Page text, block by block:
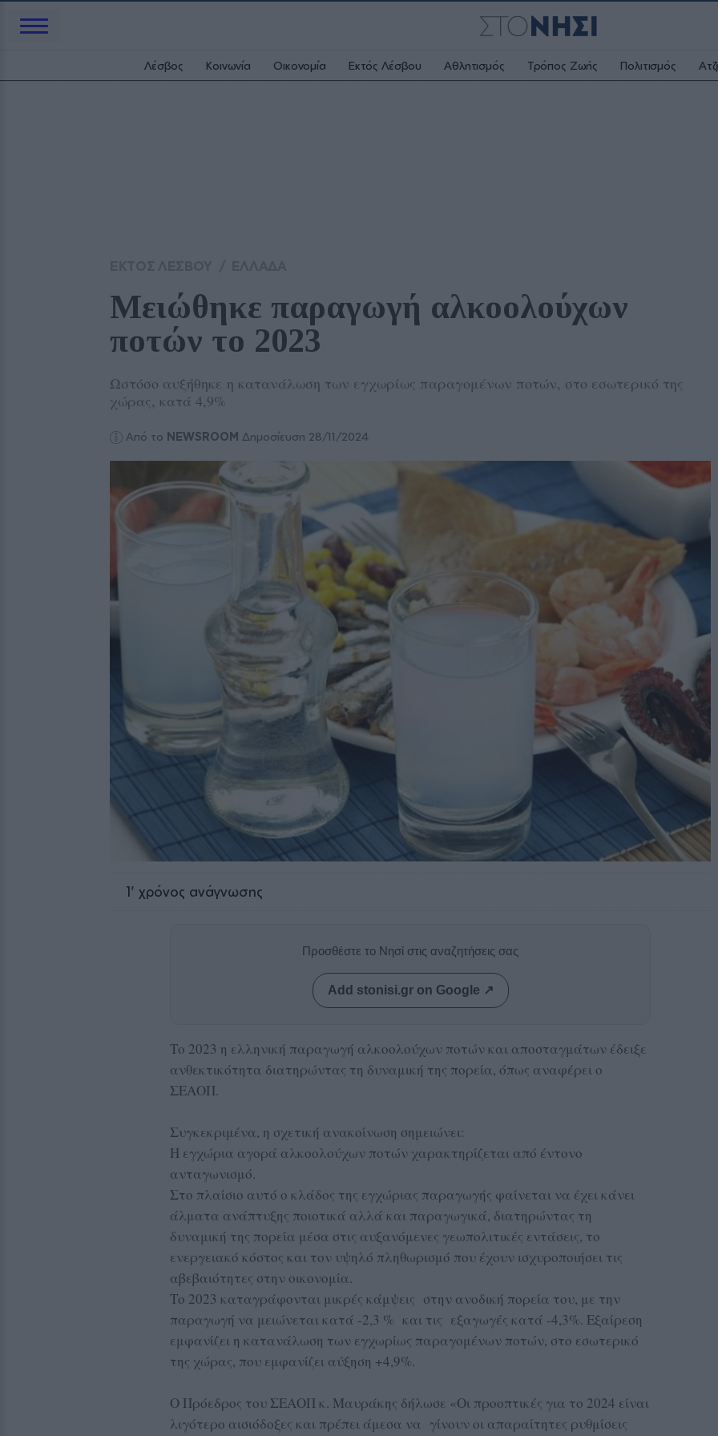
Λέσβος Κοινωνία Οικονομία Εκτός Λέσβου Αθλητισμός Τρόπος Ζωής Πολιτισμός
Μειώθηκε παραγωγή αλκοολούχων
ποτών το 2023
Ωστόσο αυξήθηκε η κατανάλωση των εγχωρίως παραγομένων ποτών, στο εσωτερικό της
χώρας, κατά 4,9%
Από το NEWSROOM Δημοσίευση 28/11/2024
1' χρόνος ανάγνωσης
Προσθέστε το Νησί στις αναζητήσεις σας
Add stonisi.gr on Google ↗
Το 2023 η ελληνική παραγωγή αλκοολούχων ποτών και αποσταγμάτων έδειξε
ανθεκτικότητα διατηρώντας τη δυναμική της πορεία, όπως αναφέρει ο
ΣΕΑΟΠ.
Συγκεκριμένα, η σχετική ανακοίνωση σημειώνει:
Η εγχώρια αγορά αλκοολούχων ποτών χαρακτηρίζεται από έντονο
ανταγωνισμό.
Στο πλαίσιο αυτό ο κλάδος της εγχώριας παραγωγής φαίνεται να έχει κάνει
άλματα ανάπτυξης ποιοτικά αλλά και παραγωγικά, διατηρώντας τη
δυναμική της πορεία μέσα στις αυξανόμενες γεωπολιτικές εντάσεις, το
ενεργειακό κόστος και τον υψηλό πληθωρισμό που έχουν ισχυροποιήσει τις
αβεβαιότητες στην οικονομία.
Το 2023 καταγράφονται μικρές κάμψεις στην ανοδική πορεία του, με την
παραγωγή να μειώνεται κατά -2,3 % και τις εξαγωγές κατά -4,3%. Εξαίρεση
εμφανίζει η κατανάλωση των εγχωρίως παραγομένων ποτών, στο εσωτερικό
της χώρας, που εμφανίζει αύξηση +4,9%.
O Πρόεδρος του ΣΕΑΟΠ κ. Μαυράκης δήλωσε «Οι προοπτικές για το 2024 είναι
λιγότερο αισιόδοξες και πρέπει άμεσα να γίνουν οι απαραίτητες ρυθμίσεις